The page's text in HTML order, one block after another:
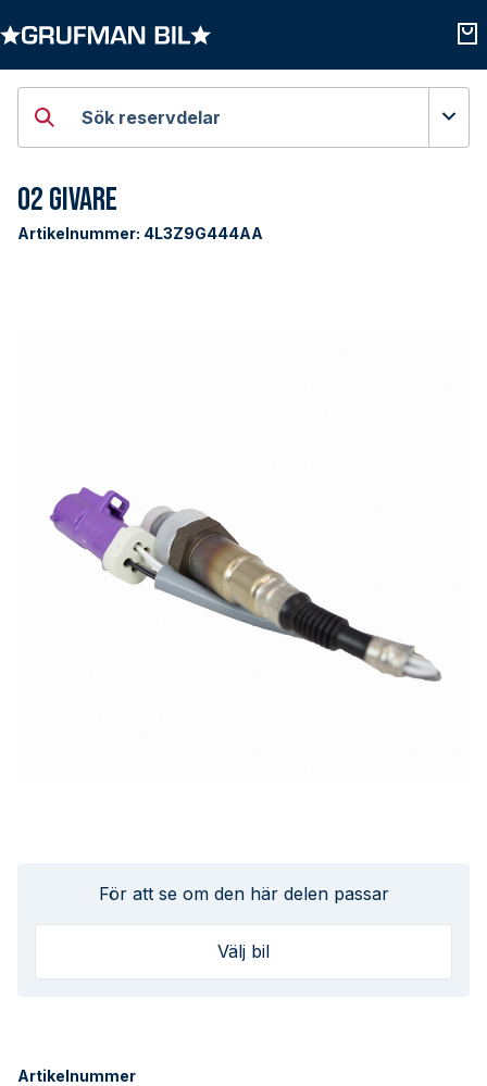
Sök reservdelar
O2 Givare
Artikelnummer: 4L3Z9G444AA
För att se om den här delen passar
Välj bil
Artikelnummer